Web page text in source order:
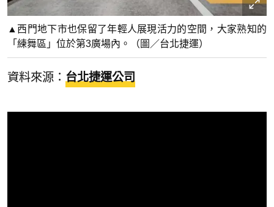
▲西門地下市也保留了年輕人展現活力的空間，大家熟知的
「練舞區」位於第3廣場內。（圖／台北捷運）
資料來源： 台北捷運公司